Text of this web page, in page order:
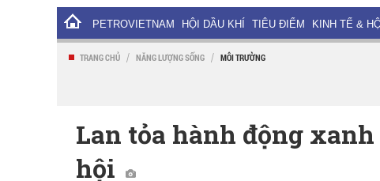
PETROVIETNAM HỘI DẦU KHÍ TIÊU ĐIỂM KINH TẾ &
TRANG CHỦ / NĂNG LƯỢNG SỐNG / MÔI TRƯỜNG
Lan tỏa hành động
hội